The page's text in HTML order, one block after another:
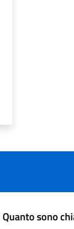
Quanto sono